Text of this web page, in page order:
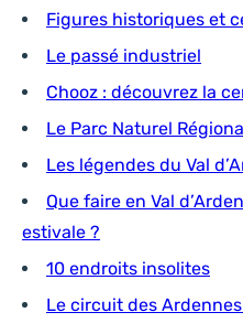
Figures historiques et
Le passé industriel
Chooz : découvrez la
Le Parc Naturel
Les légendes du Val
Que faire en Val
estivale ?
10 endroits insolites
Le circuit des